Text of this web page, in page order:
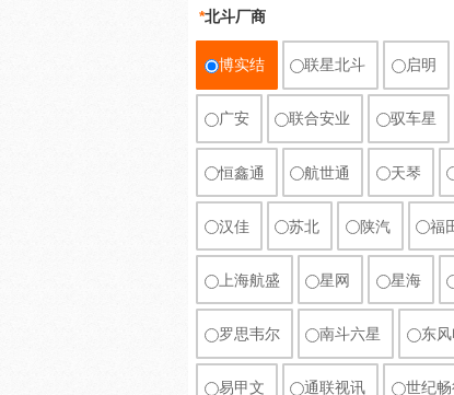
北斗厂商
*
博实结 联星北斗 启明
广安 联合安业 驭车星
恒鑫通 航世通 天琴
汉佳 苏北 陕汽 福
上海航盛 星网 星海
罗思韦尔 南斗六星 东
易甲文 通联视讯 世纪